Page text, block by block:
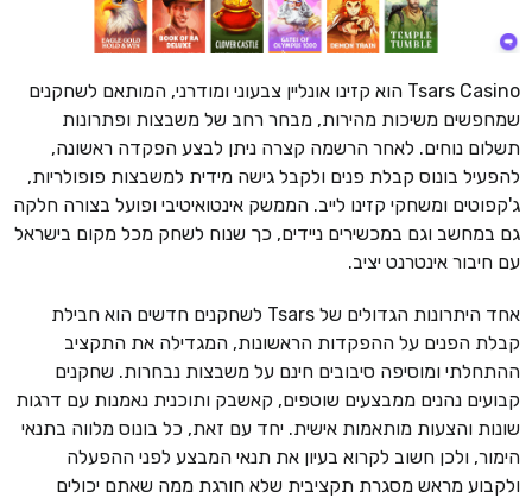
Tsars Casino הוא קזינו אונליין צבעוני ומודרני, המותאם לשחקנים
שמחפשים משיכות מהירות, מבחר רחב של משבצות ופתרונות
תשלום נוחים. לאחר הרשמה קצרה ניתן לבצע הפקדה ראשונה,
להפעיל בונוס קבלת פנים ולקבל גישה מידית למשבצות פופולריות,
ג'קפוטים ומשחקי קזינו לייב. הממשק אינטואיטיבי ופועל בצורה חלקה
גם במחשב וגם במכשירים ניידים, כך שנוח לשחק מכל מקום בישראל
עם חיבור אינטרנט יציב.
אחד היתרונות הגדולים של Tsars לשחקנים חדשים הוא חבילת
קבלת הפנים על ההפקדות הראשונות, המגדילה את התקציב
ההתחלתי ומוסיפה סיבובים חינם על משבצות נבחרות. שחקנים
קבועים נהנים ממבצעים שוטפים, קאשבק ותוכנית נאמנות עם דרגות
שונות והצעות מותאמות אישית. יחד עם זאת, כל בונוס מלווה בתנאי
הימור, ולכן חשוב לקרוא בעיון את תנאי המבצע לפני ההפעלה
ולקבוע מראש מסגרת תקציבית שלא חורגת ממה שאתם יכולים